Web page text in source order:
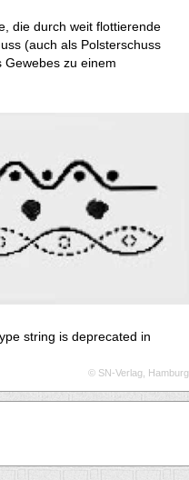
die durch weit flottierende
(auch als Polsterschuss
zu einem
string is deprecated in
© SN-Verlag, Hamburg